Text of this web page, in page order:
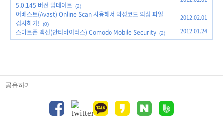
5.0.145 버전 업데이트 (2)
어베스트(Avast) Online Scan 사용해서 악성코드 의심 파일
검사하기!
(0)
2012.02.01
스마트폰 백신(안티바이러스) Comodo Mobile Security (2) 2012.01.24
공유하기